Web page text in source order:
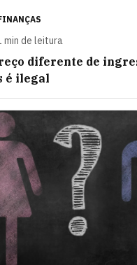
min de leitura
diferente de
é ilegal